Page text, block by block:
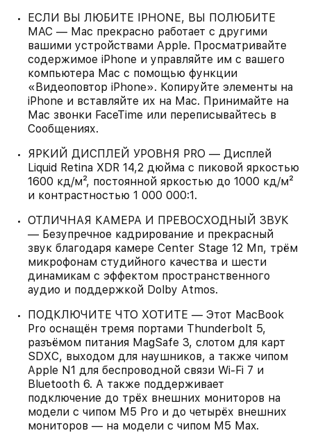
ЕСЛИ ВЫ ЛЮБИТЕ IPHONE, ВЫ ПОЛЮБИТЕ
MAC — Mac прекрасно работает с другими
вашими устройствами Apple. Просматривайте
содержимое iPhone и управляйте им с вашего
компьютера Mac с помощью функции
«Видеоповтор iPhone». Копируйте элементы на
iPhone и вставляйте их на Mac. Принимайте на
Mac звонки FaceTime или переписывайтесь в
Сообщениях.
ЯРКИЙ ДИСПЛЕЙ УРОВНЯ PRO — Дисплей
Liquid Retina XDR 14,2 дюйма с пиковой яркостью
1600 кд/м², постоянной яркостью до 1000 кд/м²
и контрастностью 1 000 000:1.
ОТЛИЧНАЯ КАМЕРА И ПРЕВОСХОДНЫЙ ЗВУК
— Безупречное кадрирование и прекрасный
звук благодаря камере Center Stage 12 Мп, трём
микрофонам студийного качества и шести
динамикам с эффектом пространственного
аудио и поддержкой Dolby Atmos.
ПОДКЛЮЧИТЕ ЧТО ХОТИТЕ — Этот MacBook
Pro оснащён тремя портами Thunderbolt 5,
разъёмом питания MagSafe 3, слотом для карт
SDXC, выходом для наушников, а также чипом
Apple N1 для беспроводной связи Wi‑Fi 7 и
Bluetooth 6. А также поддерживает
подключение до трёх внешних мониторов на
модели с чипом M5 Pro и до четырёх внешних
мониторов — на модели с чипом M5 Max.